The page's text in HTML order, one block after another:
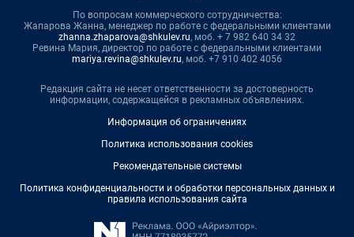
По вопросам коммерческого сотрудничества:
Жапарова Жанна, менеджер по работе с федеральными клиентами
zhanna.zhaparova@shkulev.ru, моб. + 7 982 640 34 32
Ревина Мария, директор по работе с федеральными клиентами
mariya.revina@shkulev.ru, моб. +7 910 402 4056
Редакция сайта не несет ответственности за достоверность
информации, содержащейся в рекламных объявлениях.
Информация об ограничениях
Политика использования cookies
Рекомендательные системы
Политика конфиденциальности и обработки персональных данных и
правила использования сайта